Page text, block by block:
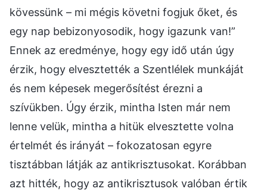
kövessünk – mi mégis követni fogjuk őket, és
egy nap bebizonyosodik, hogy igazunk van!”
Ennek az eredménye, hogy egy idő után úgy
érzik, hogy elvesztették a Szentlélek munkáját
és nem képesek megerősítést érezni a
szívükben. Úgy érzik, mintha Isten már nem
lenne velük, mintha a hitük elvesztette volna
értelmét és irányát – fokozatosan egyre
tisztábban látják az antikrisztusokat. Korábban
azt hitték, hogy az antikrisztusok valóban értik